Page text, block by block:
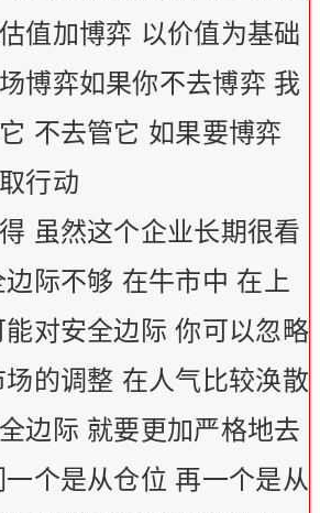
值加博弈 以价值为基础
博弈如果你不去博弈 我
不去管它 如果要博弈
行动
虽然这个企业长期很看
际不够 在牛市中 在上
对安全边际 你可以忽略
的调整 在人气比较涣散
边际 就要更加严格地去
个是从仓位 再一个是从